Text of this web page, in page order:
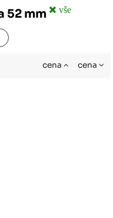
52 mm vše
cena cena